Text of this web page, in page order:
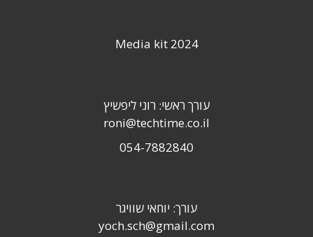
Media kit 2024
עורך ראשי: רוני ליפשיץ
roni@techtime.co.il
054-7882840
עורך: יוחאי שוויגר
yoch.sch@gmail.com